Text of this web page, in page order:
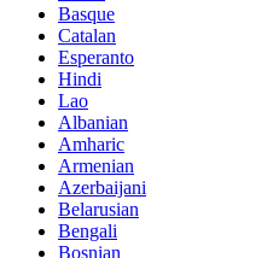
Basque
Catalan
Esperanto
Hindi
Lao
Albanian
Amharic
Armenian
Azerbaijani
Belarusian
Bengali
Bosnian